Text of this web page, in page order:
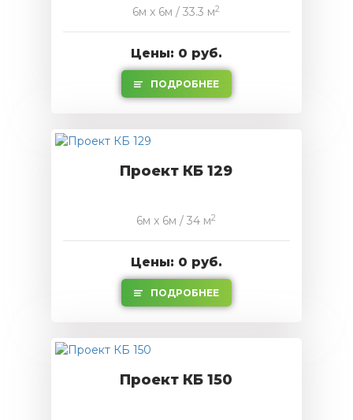
6м x 6м / 33.3 м2
Цены: 0 руб.
ПОДРОБНЕЕ
Проект КБ 129
6м x 6м / 34 м2
Цены: 0 руб.
ПОДРОБНЕЕ
Проект КБ 150